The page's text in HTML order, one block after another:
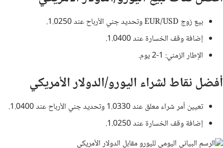
بيع زوج EUR/USD وتحديد جني الأرباح عند 1.0250.
إضافة وقف الخسارة عند 1.0400.
الإطار الزمني: 1-2 يوم.
أفضل نقاط لشراء اليورو/الدولار الأمريكي
تعيين أمر شراء معلق عند 1.0330 وتحديد جني الأرباح عند 1.0400.
إضافة وقف الخسارة عند 1.0250.